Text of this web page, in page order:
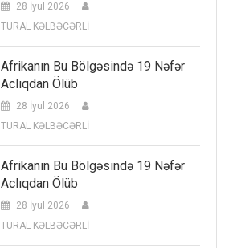
28 İyul 2026
TURAL KƏLBƏCƏRLİ
Afrikanın Bu Bölgəsində 19 Nəfər
Aclıqdan Ölüb
28 İyul 2026
TURAL KƏLBƏCƏRLİ
Afrikanın Bu Bölgəsində 19 Nəfər
Aclıqdan Ölüb
28 İyul 2026
TURAL KƏLBƏCƏRLİ